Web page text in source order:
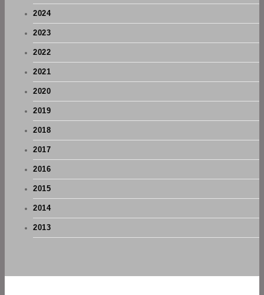
2024
2023
2022
2021
2020
2019
2018
2017
2016
2015
2014
2013